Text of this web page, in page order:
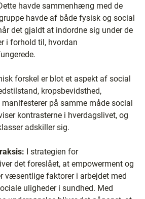
havde sammenhæng med de
havde af både fysisk og social
det gjaldt at indordne sig under de
i forhold til, hvordan
forskel er blot et aspekt af social
kropsbevidsthed,
på samme måde social
kontrasterne i hverdagslivet, og
adskiller sig.
I strategien for
det foreslået, at empowerment og
væsentlige faktorer i arbejdet med
uligheder i sundhed. Med